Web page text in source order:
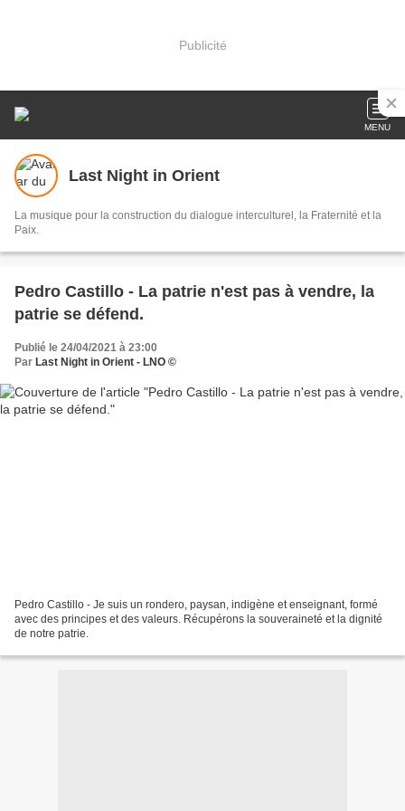
Publicité
MENU
Last Night in Orient
La musique pour la construction du dialogue interculturel, la Fraternité et la
Paix.
Pedro Castillo - La patrie n'est pas à vendre, la
patrie se défend.
Publié le 24/04/2021 à 23:00
Par Last Night in Orient - LNO ©
Pedro Castillo - Je suis un rondero, paysan, indigène et enseignant, formé
avec des principes et des valeurs. Récupérons la souveraineté et la dignité
de notre patrie.